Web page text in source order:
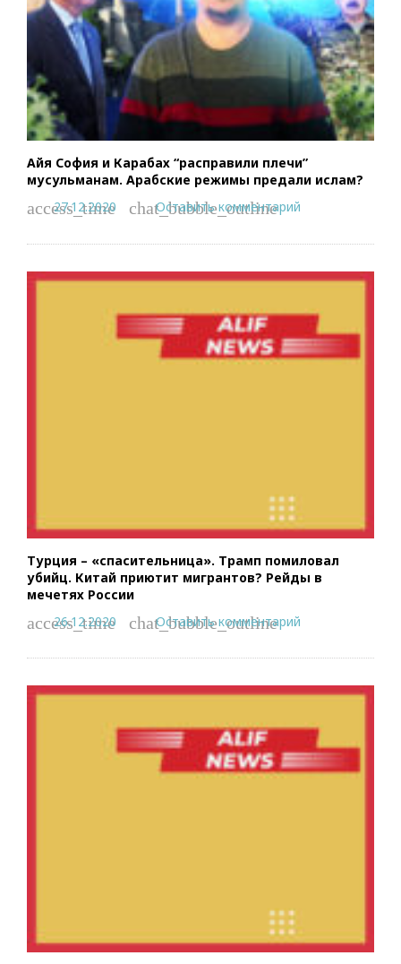
Айя София и Карабах “расправили плечи”
мусульманам. Арабские режимы предали ислам?
access_time
27.12.2020 chat_bubble_outline
Оставить комментарий
Турция – «спасительница». Трамп помиловал
убийц. Китай приютит мигрантов? Рейды в
мечетях России
access_time
26.12.2020 chat_bubble_outline
Оставить комментарий